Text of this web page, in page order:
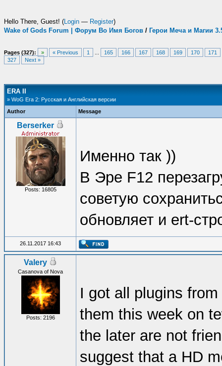
Hello There, Guest! (Login — Register)
Wake of Gods Forum | Форум Во Имя Богов / Герои Меча и Магии
Pages (327): » « Previous 1 165 166 167 168 169 170
171
327
Next »
ERA II
» WoG Era 2: Русская и Английская версии
Author
Message
Berserker
Posts: 16805
Именно так ))
В Эре F12
советую
обновляет и ert-
26.11.2017 16:43
Valery
Casanova of Nova
Posts: 2196
I got all plugins
them this week on
the later are not
suggest that a HD